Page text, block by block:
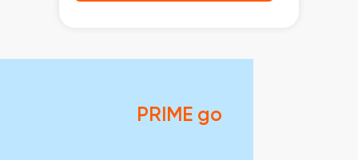
PRIME go